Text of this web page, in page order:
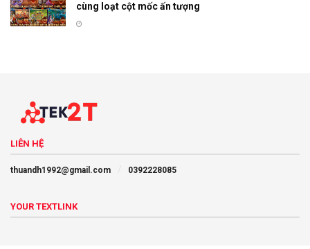
cùng loạt cột mốc ấn tượng
LIÊN HỆ
thuandh1992@gmail.com 0392228085
YOUR TEXTLINK